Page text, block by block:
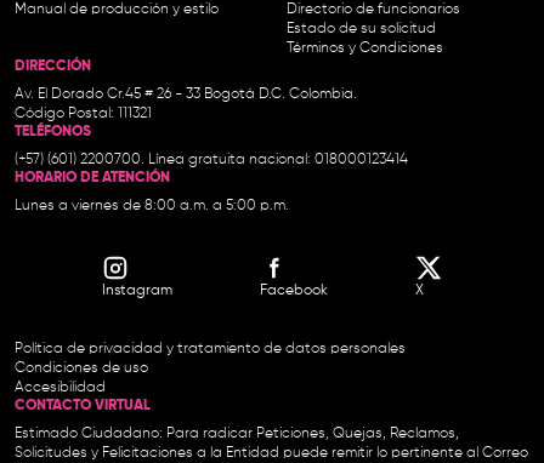
Manual de producción y estilo
Directorio de funcionarios
Estado de su solicitud
Términos y Condiciones
DIRECCIÓN
Av. El Dorado Cr.45 # 26 - 33 Bogotá D.C. Colombia.
Código Postal: 111321
TELÉFONOS
(+57) (601) 2200700. Línea gratuita nacional: 018000123414
HORARIO DE ATENCIÓN
Lunes a viernes de 8:00 a.m. a 5:00 p.m.
Instagram Facebook X
Política de privacidad y tratamiento de datos personales
Condiciones de uso
Accesibilidad
CONTACTO VIRTUAL
Estimado Ciudadano: Para radicar Peticiones, Quejas, Reclamos,
Solicitudes y Felicitaciones a la Entidad puede remitir lo pertinente al Correo